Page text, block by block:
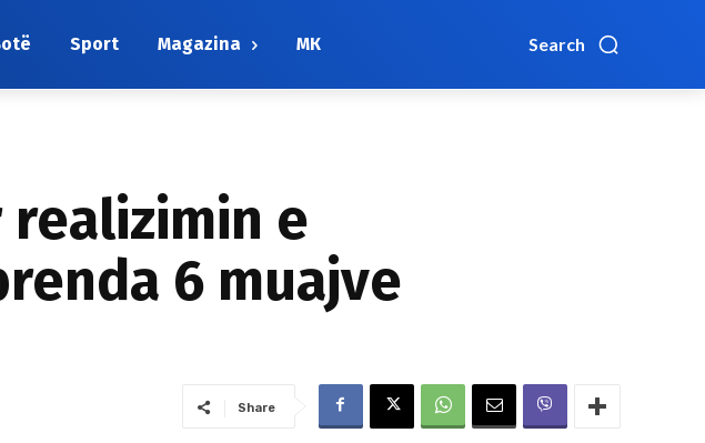
Search
Sport Magazina МК
realizimin e
6 muajve
Share